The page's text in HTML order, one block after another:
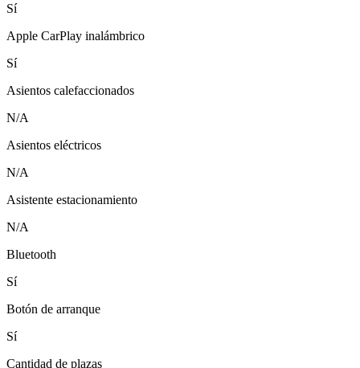
Sí
Apple CarPlay inalámbrico
Sí
Asientos calefaccionados
N/A
Asientos eléctricos
N/A
Asistente estacionamiento
N/A
Bluetooth
Sí
Botón de arranque
Sí
Cantidad de plazas